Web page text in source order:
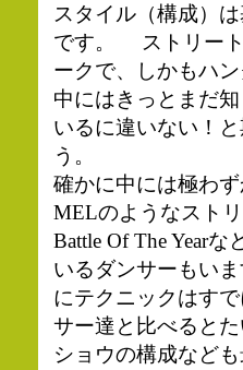
スタイル（構成）
です。 ストリート
ークで、しかもハ
中にはきっとまだ
いるに違いない！
う。
確かに中には極わ
MELのようなスト
Battle Of The Yearな
いるダンサーもい
にテクニックはす
サー達と比べると
ショウの構成など